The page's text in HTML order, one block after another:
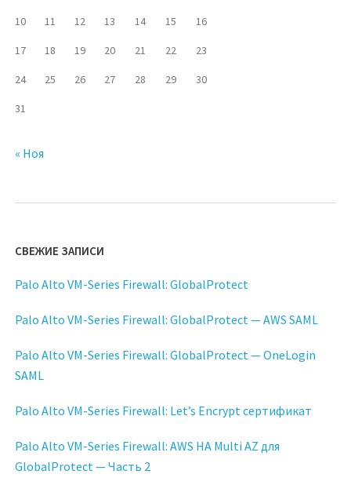
10 11 12 13 14 15 16
17 18 19 20 21 22 23
24 25 26 27 28 29 30
31
« Ноя
СВЕЖИЕ ЗАПИСИ
Palo Alto VM-Series Firewall: GlobalProtect
Palo Alto VM-Series Firewall: GlobalProtect — AWS SAML
Palo Alto VM-Series Firewall: GlobalProtect — OneLogin
SAML
Palo Alto VM-Series Firewall: Let’s Encrypt сертификат
Palo Alto VM-Series Firewall: AWS HA Multi AZ для
GlobalProtect — Часть 2